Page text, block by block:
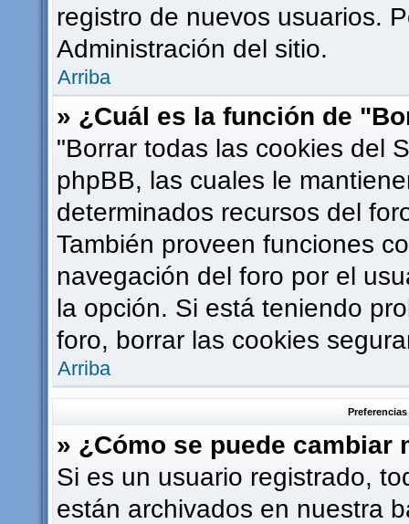
registro de nuevos usuarios.
Administración del sitio.
Arriba
» ¿Cuál es la función de
"Borrar todas las cookies del
phpBB, las cuales le
determinados recursos del
También proveen funciones
navegación del foro por el
la opción. Si está teniendo
foro, borrar las cookies
Arriba
» ¿Cómo se puede cambiar
Si es un usuario registrado,
están archivados en nuestra